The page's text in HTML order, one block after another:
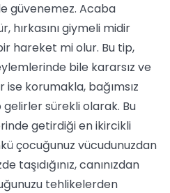
güvenemez. Acaba
hırkasını giymeli midir
hareket mi olur. Bu tip,
bile kararsız ve
korumakla, bağımsız
gelirler sürekli olarak. Bu
getirdiği en ikircikli
çocuğunuz vücudunuzdan
taşıdığınız, canınızdan
tehlikelerden